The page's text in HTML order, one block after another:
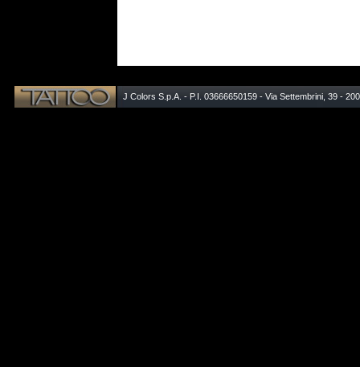
J Colors S.p.A. - P.I. 03666650159 - Via Settembrini, 39 -